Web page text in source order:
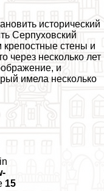
исторический
Серпуховский
крепостные стены и
через несколько лет
и
имела несколько
15